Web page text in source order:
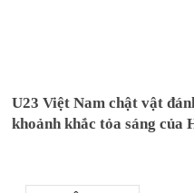
U23 Việt Nam chật vật
khoảnh khắc tỏa sáng của